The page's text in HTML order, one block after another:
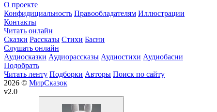
О проекте
Конфидициальность Правообладателям Иллюстрации
Контакты
Читать онлайн
Сказки Рассказы Стихи Басни
Слушать онлайн
Аудиосказки Аудиорассказы Аудиостихи Аудиобасни
Подобрать
Читать ленту Подборки Авторы Поиск по сайту
2026 © МирСказок
v2.0